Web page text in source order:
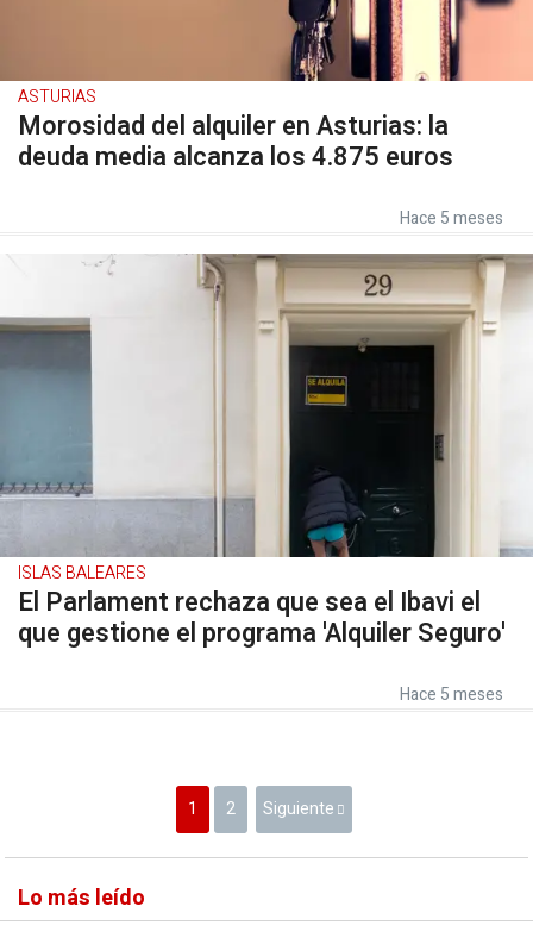
ASTURIAS
Morosidad del alquiler en Asturias: la
deuda media alcanza los 4.875 euros
Hace 5 meses
ISLAS BALEARES
El Parlament rechaza que sea el Ibavi el
que gestione el programa 'Alquiler Seguro'
Hace 5 meses
1 2 Siguiente
Lo más leído